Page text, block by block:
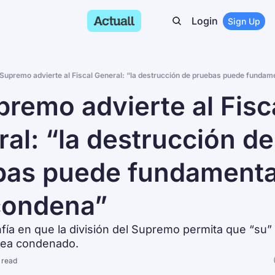
Login Sign Up
advierte al Fiscal General: “la destrucción de pruebas puede
advierte al
“la destrucción de
puede
en que la división del Supremo permita que “su”
condenado.